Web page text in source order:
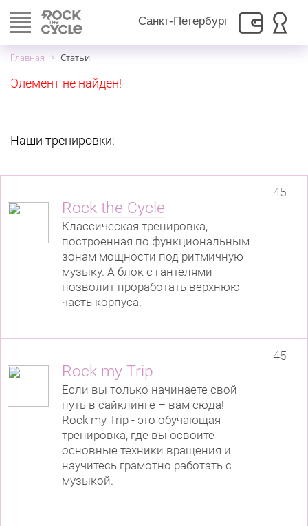
Санкт-Петербург
Toggle
navigation
Главная Статьи
Элемент не найден!
Наши тренировки:
Rock the Cycle
Классическая тренировка,
построенная по функциональным
зонам мощности под ритмичную
музыку. А блок с гантелями
позволит проработать верхнюю
часть корпуса.
45
Rock my Trip
Если вы только начинаете свой
путь в сайклинге – вам сюда!
Rock my Trip - это обучающая
тренировка, где вы освоите
основные техники вращения и
научитесь грамотно работать с
музыкой.
45